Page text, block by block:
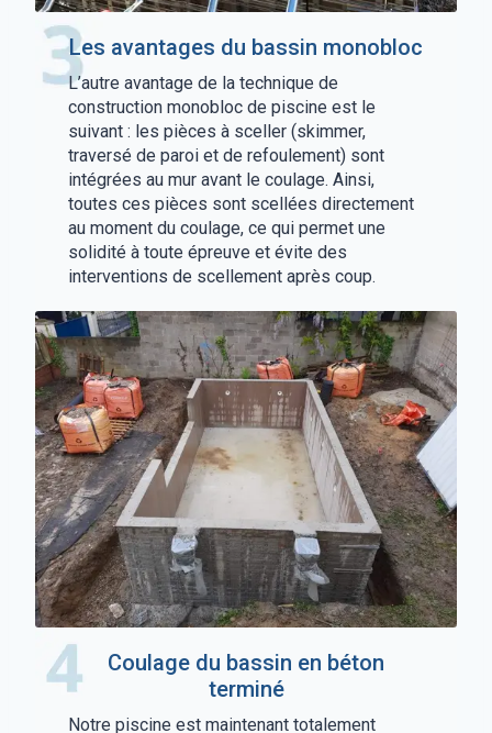
Les avantages du bassin monobloc
L’autre avantage de la technique de
construction monobloc de piscine est le
suivant : les pièces à sceller (skimmer,
traversé de paroi et de refoulement) sont
intégrées au mur avant le coulage. Ainsi,
toutes ces pièces sont scellées directement
au moment du coulage, ce qui permet une
solidité à toute épreuve et évite des
interventions de scellement après coup.
Coulage du bassin en béton
terminé
Notre piscine est maintenant totalement